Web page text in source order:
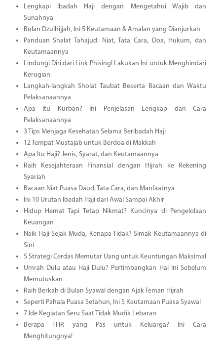
Lengkapi Ibadah Haji dengan Mengetahui Wajib dan
Sunahnya
Bulan Dzulhijjah, Ini 5 Keutamaan & Amalan yang Dianjurkan
Panduan Shalat Tahajud: Niat, Tata Cara, Doa, Hukum, dan
Keutamaannya
Lindungi Diri dari Link Phising! Lakukan Ini untuk Menghindari
Kerugian
Langkah-langkah Sholat Taubat Beserta Bacaan dan Waktu
Pelaksanaannya
Apa Itu Kurban? Ini Penjelasan Lengkap dan Cara
Pelaksanaannya
3 Tips Menjaga Kesehatan Selama Beribadah Haji
12 Tempat Mustajab untuk Berdoa di Makkah
Apa Itu Haji? Jenis, Syarat, dan Keutamaannya
Raih Kesejahteraan Finansial dengan Hijrah ke Rekening
Syariah
Bacaan Niat Puasa Daud, Tata Cara, dan Manfaatnya
Ini 10 Urutan Ibadah Haji dari Awal Sampai Akhir
Hidup Hemat Tapi Tetap Nikmat? Kuncinya di Pengelolaan
Keuangan
Naik Haji Sejak Muda, Kenapa Tidak? Simak Keutamaannya di
Sini
5 Strategi Cerdas Memutar Uang untuk Keuntungan Maksimal
Umrah Dulu atau Haji Dulu? Pertimbangkan Hal Ini Sebelum
Memutuskan
Raih Berkah di Bulan Syawal dengan Ajak Teman Hijrah
Seperti Pahala Puasa Setahun, Ini 5 Keutamaan Puasa Syawal
7 Ide Kegiatan Seru Saat Tidak Mudik Lebaran
Berapa THR yang Pas untuk Keluarga? Ini Cara
Menghitungnya!